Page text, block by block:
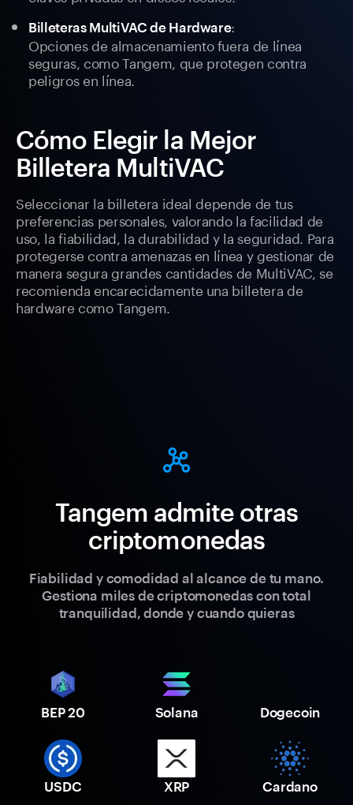
Billeteras MultiVAC de Hardware:
Opciones de almacenamiento fuera de línea
seguras, como Tangem, que protegen contra
peligros en línea.
Cómo Elegir la Mejor
Billetera MultiVAC
Seleccionar la billetera ideal depende de tus
preferencias personales, valorando la facilidad de
uso, la fiabilidad, la durabilidad y la seguridad. Para
protegerse contra amenazas en línea y gestionar de
manera segura grandes cantidades de MultiVAC, se
recomienda encarecidamente una billetera de
hardware como Tangem.
Tangem admite otras
criptomonedas
Fiabilidad y comodidad al alcance de tu mano.
Gestiona miles de criptomonedas con total
tranquilidad, donde y cuando quieras
BEP 20 Solana Dogecoin
USDC XRP Cardano